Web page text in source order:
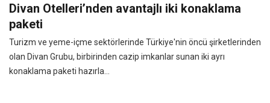
Divan Otelleri’nden avantajlı iki konaklama
paketi
Turizm ve yeme-içme sektörlerinde Türkiye'nin öncü şirketlerinden
olan Divan Grubu, birbirinden cazip imkanlar sunan iki ayrı
konaklama paketi hazırla...